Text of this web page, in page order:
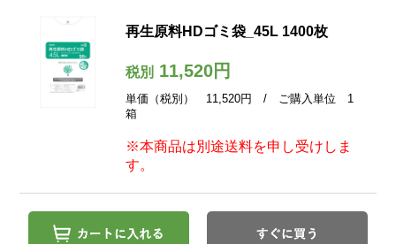
再生原料HDゴミ袋_45L 1400枚
税別11,520円
単価（税別） 11,520円 / ご購入単位 1
箱
※本商品は別途送料を申し受けしま
す。